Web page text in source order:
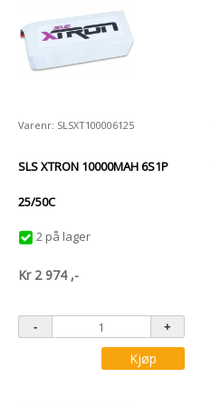
Varenr: SLSXT100006125
SLS XTRON 10000MAH 6S1P
25/50C
2 på lager
Kr 2 974 ,-
Kjøp